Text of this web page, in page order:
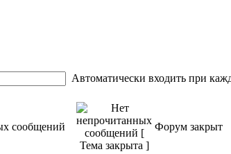
Автоматически входить при
сообщений Форум закрыт